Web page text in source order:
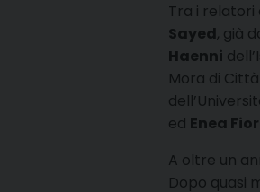
Tra i relatori
Sayed, già
Haenni
Mora di
ed Enea
A oltre un
Dopo quasi